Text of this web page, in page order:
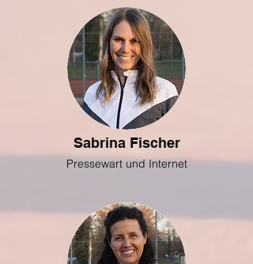
Sabrina Fischer
Pressewart und Internet